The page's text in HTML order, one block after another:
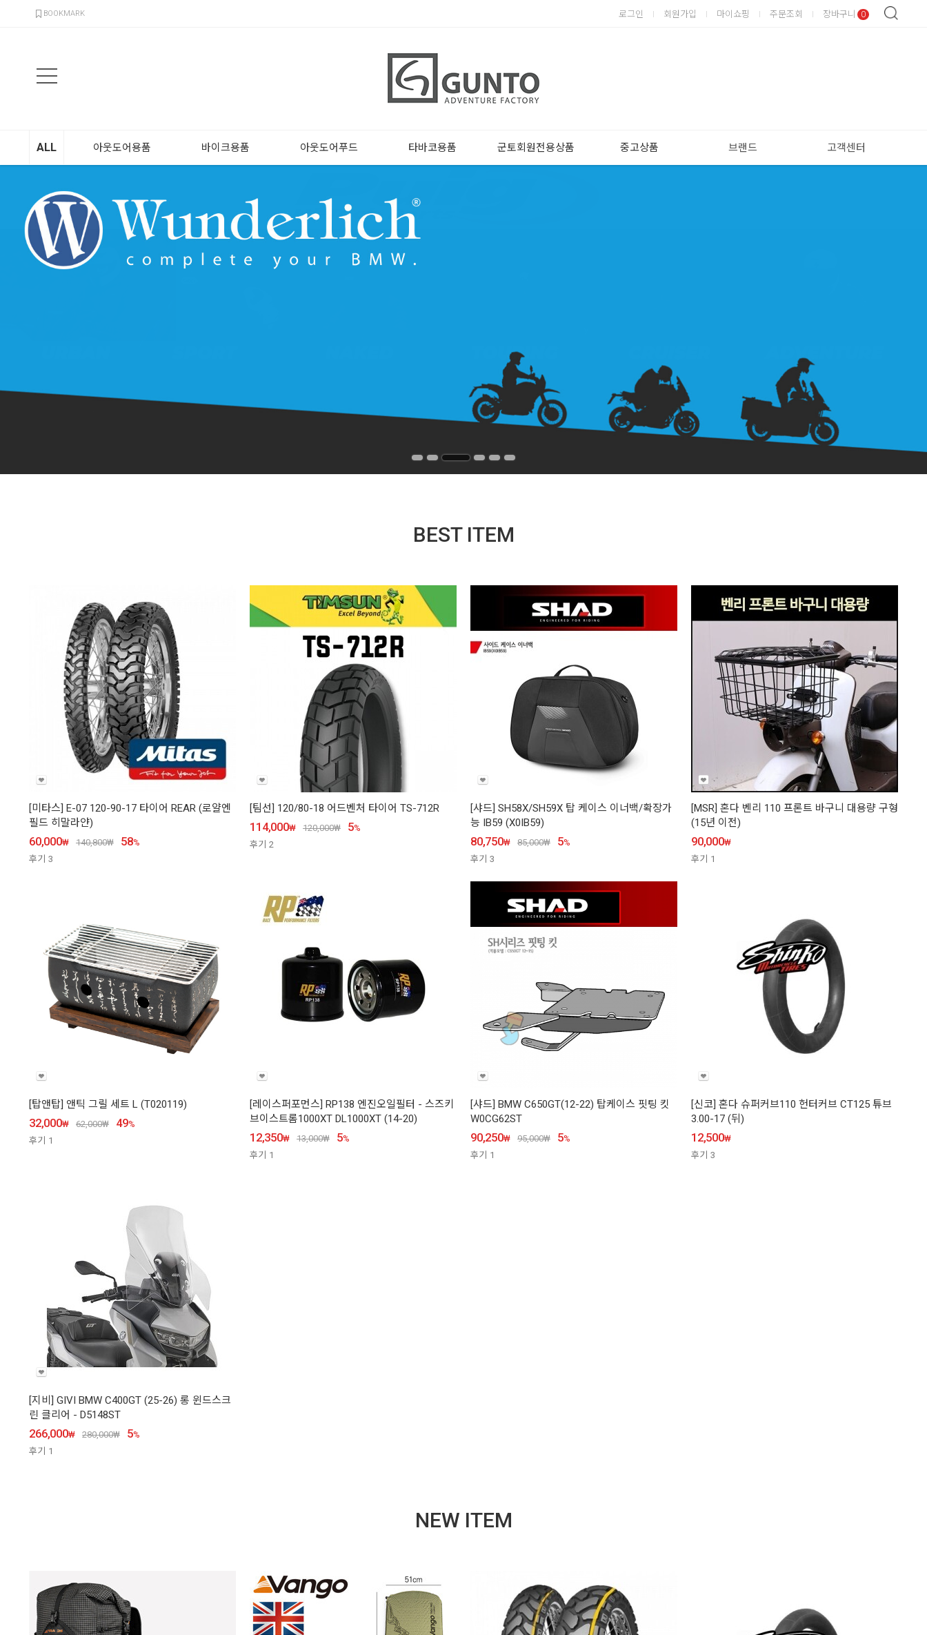
BOOKMARK 로그인 회원가입 마이쇼핑 주문조회 장바구니 0
ALL 아웃도어용품 바이크용품 아웃도어푸드 타바코용품 군토회원전용상품 중고상품 브랜드 고객센터
BEST ITEM
[미타스] E-07 120-90-17 타이어 REAR (로얄엔
필드 히말라얀)
60,000₩ 140,800₩ 58%
후기 3
[팀선] 120/80-18 어드벤처 타이어 TS-712R
114,000₩ 120,000₩ 5%
후기 2
[샤드] SH58X/SH59X 탑 케이스 이너백/확장가
능 IB59 (X0IB59)
80,750₩ 85,000₩ 5%
후기 3
[MSR] 혼다 벤리 110 프론트 바구니 대용량 구형
(15년 이전)
90,000₩
후기 1
[탑앤탑] 앤틱 그릴 세트 L (T020119)
32,000₩ 62,000₩ 49%
후기 1
[레이스퍼포먼스] RP138 엔진오일필터 - 스즈키
브이스트롬1000XT DL1000XT (14-20)
12,350₩ 13,000₩ 5%
후기 1
[샤드] BMW C650GT(12-22) 탑케이스 핏팅 킷
W0CG62ST
90,250₩ 95,000₩ 5%
후기 1
[신코] 혼다 슈퍼커브110 헌터커브 CT125 튜브
3.00-17 (뒤)
12,500₩
후기 3
[지비] GIVI BMW C400GT (25-26) 롱 윈드스크
린 클리어 - D5148ST
266,000₩ 280,000₩ 5%
후기 1
NEW ITEM